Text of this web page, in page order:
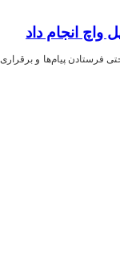
واچ انجام داد
فرستادن پیام‌ها و برقراری